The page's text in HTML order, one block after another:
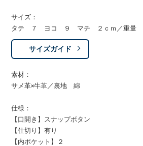
サイズ：
タテ ７ ヨコ ９ マチ ２ｃｍ／重量
サイズガイド
素材：
サメ革×牛革／裏地 綿
仕様：
【口開き】スナップボタン
【仕切り】有り
【内ポケット】２